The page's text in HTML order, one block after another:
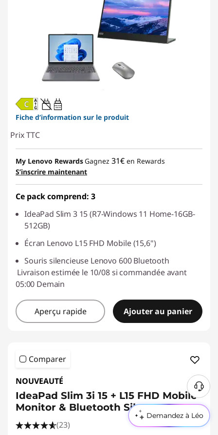
Demandez à Léo
45W-65W
USB PD
Fiche d’information sur le produit
Prix TTC
My Lenovo Rewards Gagnez 31€ en Rewards
S’inscrire maintenant
Ce pack comprend: 3
IdeaPad Slim 3 15 (R7-Windows 11 Home-16GB-
512GB)
Écran Lenovo L15 FHD Mobile (15,6")
Souris silencieuse Lenovo 600 Bluetooth
Livraison estimée le 10/08 si commandée avant
05:00 Demain
Aperçu rapide Ajouter au panier
Comparer
NOUVEAUTÉ
IdeaPad Slim 3i 15 + L15 FHD Mobile
Monitor & Bluetooth Silent Mouse
(23)